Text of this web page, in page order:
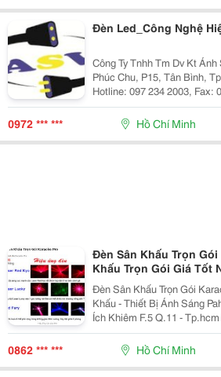
Đèn Led_Công Nghệ
Công Ty Tnhh Tm Dv Kt Ánh Sáng
Phúc Chu, P15, Tân Bình, Tphcm Đt: 08
Hotline: 097 234 2003, Fax: 08.
Http://Www.anhsangvang.com.vn
Anhsangvang01@Gmail.com Công Ty Ánh Sáng Vàng
0972 *** *** Hồ Chí Minh
Đèn Sân Khấu Trọn
Khấu Trọn Gói
Đèn Sân Khấu Trọn Gói Karaoke Pro Cửa
Khấu - Thiết Bị Ánh Sáng Pah Địa Chỉ: 86/3B - 86/4
Ích Khiêm F.5 Q.11 - Tp.hcm Di Động: 01239 739 539 (A
Hồng) - Đt: (08) 626.40821 Email:
0862 *** *** Hồ Chí Minh